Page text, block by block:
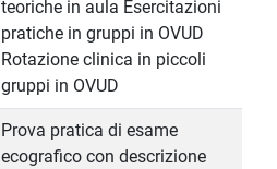
teoriche in aula Esercitazioni
pratiche in gruppi in OVUD
Rotazione clinica in piccoli
gruppi in OVUD
Prova pratica di esame
ecografico con descrizione